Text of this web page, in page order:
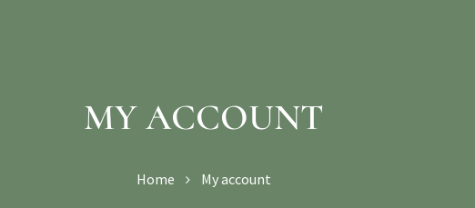
MY ACCOUNT
Home My account